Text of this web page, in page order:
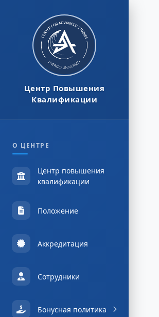
Центр Повышения
Квалификации
О ЦЕНТРЕ
Центр повышения
квалификации
Положение
Аккредитация
Сотрудники
Бонусная политика